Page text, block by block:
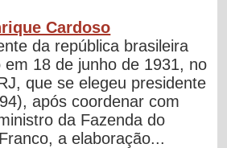
Cardoso
da república brasileira
em 18 de junho de 1931, no
que se elegeu presidente
após coordenar com
da Fazenda do
a elaboração...